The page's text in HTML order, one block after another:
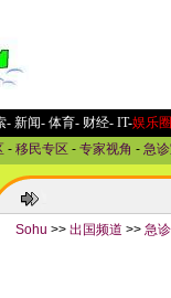
-新闻- 体育-财经- IT-娱乐圈
- 移民专区 - 专家视角 - 急
Sohu >> 出国频道 >> 急